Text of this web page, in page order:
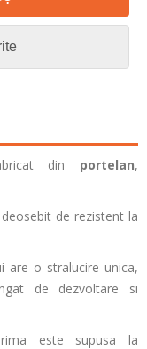
din portelan,
de rezistent la
are o stralucire unica,
de dezvoltare si
este supusa la